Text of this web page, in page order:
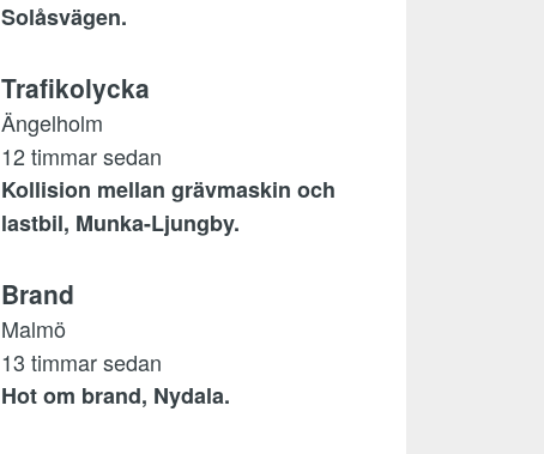
Solåsvägen.
Trafikolycka
Ängelholm
12 timmar sedan
Kollision mellan grävmaskin och
lastbil, Munka-Ljungby.
Brand
Malmö
13 timmar sedan
Hot om brand, Nydala.